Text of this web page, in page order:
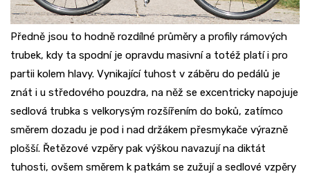
Předně jsou to hodně rozdílné průměry a profily rámových
trubek, kdy ta spodní je opravdu masivní a totéž platí i pro
partii kolem hlavy. Vynikající tuhost v záběru do pedálů je
znát i u středového pouzdra, na něž se excentricky napojuje
sedlová trubka s velkorysým rozšířením do boků, zatímco
směrem dozadu je pod i nad držákem přesmykače výrazně
plošší. Řetězové vzpěry pak výškou navazují na diktát
tuhosti, ovšem směrem k patkám se zužují a sedlové vzpěry